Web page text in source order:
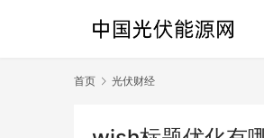
首页 光伏财经